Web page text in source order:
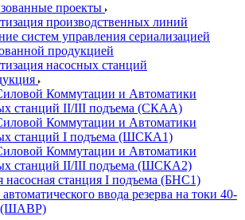
проекты
производственных линий
систем управления сериализацией
продукцией
насосных станций
Коммутации и Автоматики
станций II/III подъема (СКАА)
Коммутации и Автоматики
станций I подъема (ШСКА1)
Коммутации и Автоматики
станций II/III подъема (ШСКА2)
насосная станция I подъема (БНС1)
ввода резерва на токи 40-
(ШАВР)